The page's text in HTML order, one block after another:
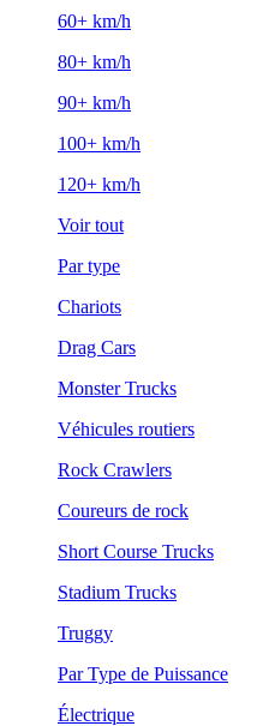
60+ km/h
80+ km/h
90+ km/h
100+ km/h
120+ km/h
Voir tout
Par type
Chariots
Drag Cars
Monster Trucks
Véhicules routiers
Rock Crawlers
Coureurs de rock
Short Course Trucks
Stadium Trucks
Truggy
Par Type de Puissance
Électrique